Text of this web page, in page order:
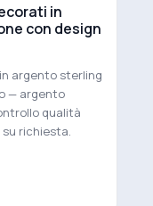
in
con design
argento sterling
— argento
qualità
richiesta.